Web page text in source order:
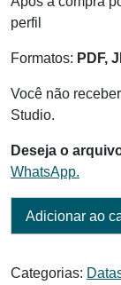
perfil
Formatos: PDF,
Você não
Studio.
Deseja o
WhatsApp.
Adicionar ao
Categorias: